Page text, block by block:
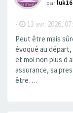
parluk16
- 13 avr. 2026,
Peut être mais
évoqué au
et moi non plus d
assurance, sa
être….